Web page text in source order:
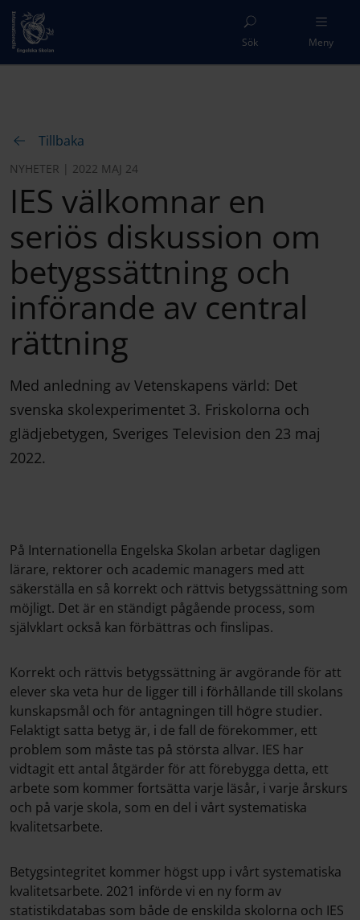
Sök Meny
Tillbaka
NYHETER | 2022 MAJ 24
IES välkomnar en
seriös diskussion om
betygssättning och
införande av central
rättning
Med anledning av Vetenskapens värld: Det
svenska skolexperimentet 3. Friskolorna och
glädjebetygen, Sveriges Television den 23 maj
2022.
På Internationella Engelska Skolan arbetar dagligen
lärare, rektorer och academic managers med att
säkerställa en så korrekt och rättvis betygssättning som
möjligt. Det är en ständigt pågående process, som
självklart också kan förbättras och finslipas.
Korrekt och rättvis betygssättning är avgörande för att
elever ska veta hur de ligger till i förhållande till skolans
kunskapsmål och för antagningen till högre studier.
Felaktigt satta betyg är, i de fall de förekommer, ett
problem som måste tas på största allvar. IES har
vidtagit ett antal åtgärder för att förebygga detta, ett
arbete som kommer fortsätta varje läsår, i varje årskurs
och på varje skola, som en del i vårt systematiska
kvalitetsarbete.
Betygsintegritet kommer högst upp i vårt systematiska
kvalitetsarbete. 2021 införde vi en ny form av
statistikdatabas som både de enskilda skolorna och IES